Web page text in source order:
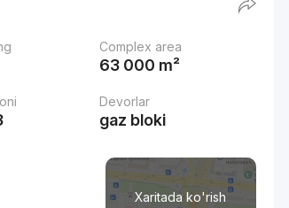
Complex area
63 000 m²
Devorlar
gaz bloki
Xaritada ko'rish